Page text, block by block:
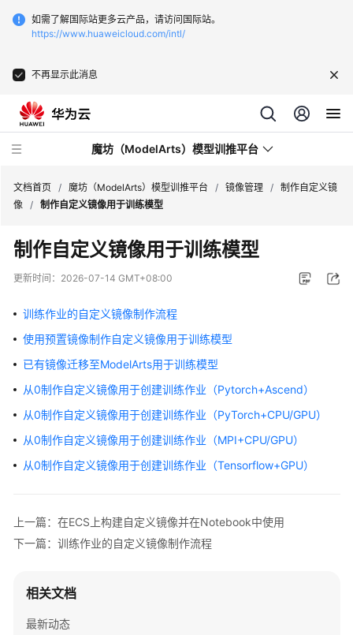
如需了解国际站更多云产品，请访问国际站。
https://www.huaweicloud.com/intl/
不再显示此消息
魔坊（ModelArts）模型训推平台
最
新
动
务
公
产
介
绍
费
说
快
入
文档首页 / 魔坊（ModelArts）模型训推平台 / 镜像管理 / 制作自定义镜
像 / 制作自定义镜像用于训练模型
制作自定义镜像用于训练模型
更新时间： 2026-07-14 GMT+08:00
训练作业的自定义镜像制作流程
使用预置镜像制作自定义镜像用于训练模型
已有镜像迁移至ModelArts用于训练模型
从0制作自定义镜像用于创建训练作业（Pytorch+Ascend）
从0制作自定义镜像用于创建训练作业（PyTorch+CPU/GPU）
从0制作自定义镜像用于创建训练作业（MPI+CPU/GPU）
从0制作自定义镜像用于创建训练作业（Tensorflow+GPU）
上一篇：在ECS上构建自定义镜像并在Notebook中使用
下一篇：训练作业的自定义镜像制作流程
相关文档
最新动态